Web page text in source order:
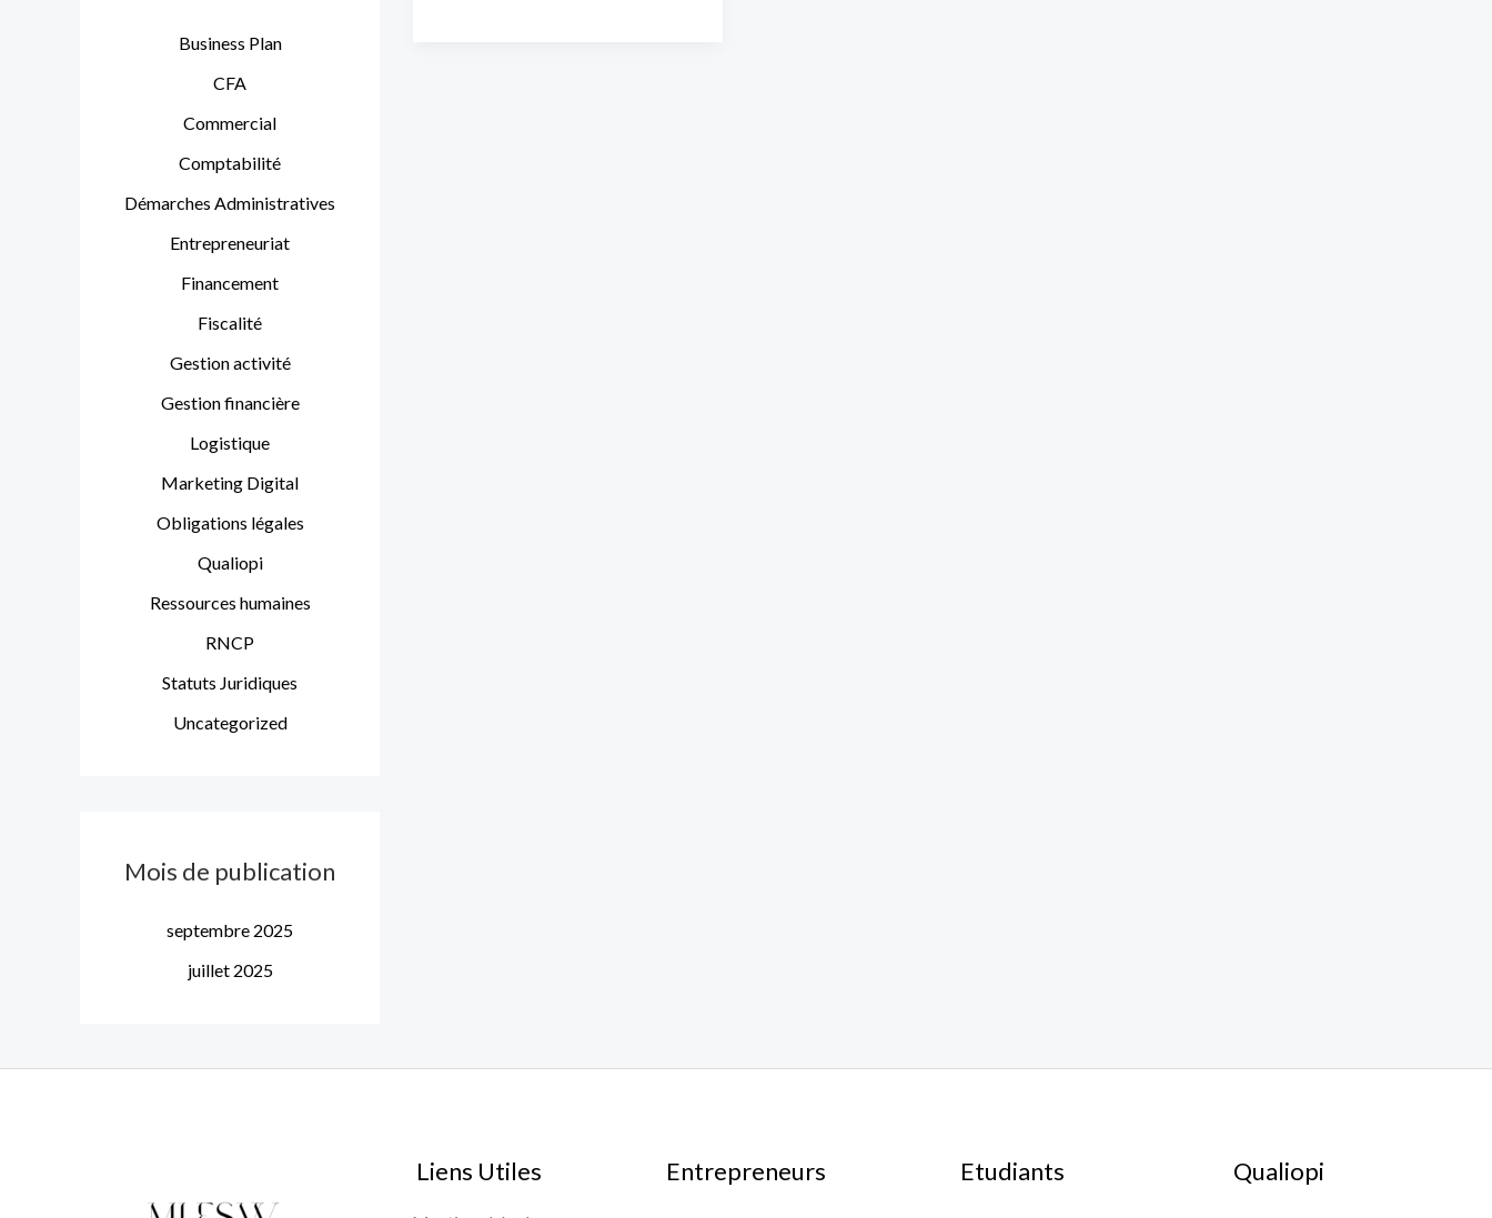
Business Plan
CFA
Commercial
Comptabilité
Démarches Administratives
Entrepreneuriat
Financement
Fiscalité
Gestion activité
Gestion financière
Logistique
Marketing Digital
Obligations légales
Qualiopi
Ressources humaines
RNCP
Statuts Juridiques
Uncategorized
Mois de publication
septembre 2025
juillet 2025
Liens Utiles Entrepreneurs Etudiants Qualiopi